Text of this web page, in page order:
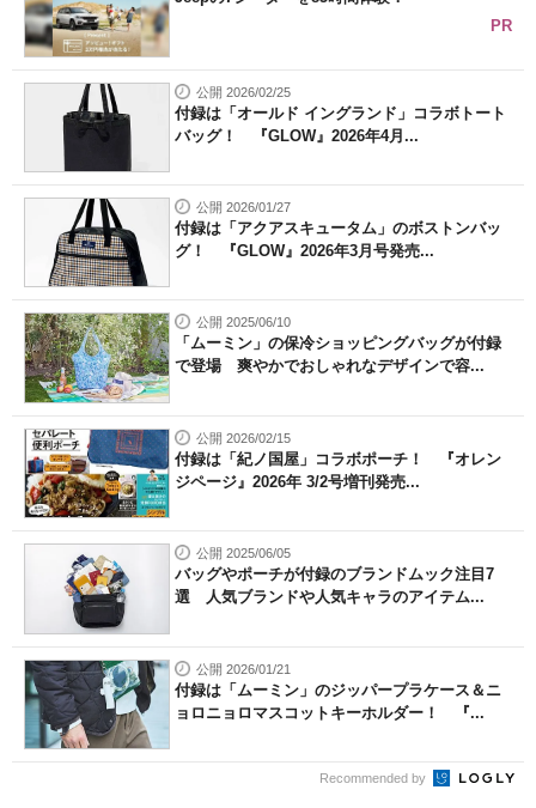
PR
公開 2026/02/25
付録は「オールド イングランド」コラボトート
バッグ！ 『GLOW』2026年4月...
公開 2026/01/27
付録は「アクアスキュータム」のボストンバッ
グ！ 『GLOW』2026年3月号発売...
公開 2025/06/10
「ムーミン」の保冷ショッピングバッグが付録
で登場 爽やかでおしゃれなデザインで容...
公開 2026/02/15
付録は「紀ノ国屋」コラボポーチ！ 『オレン
ジページ』2026年 3/2号増刊発売...
公開 2025/06/05
バッグやポーチが付録のブランドムック注目7
選 人気ブランドや人気キャラのアイテム...
公開 2026/01/21
付録は「ムーミン」のジッパープラケース＆ニ
ョロニョロマスコットキーホルダー！ 『...
Recommended by